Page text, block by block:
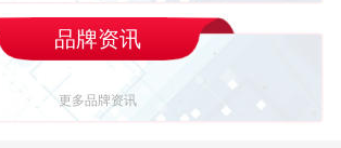
品牌资讯
更多品牌资讯